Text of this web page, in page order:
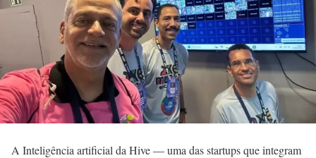
A Inteligência artificial da Hive — uma das startups que integram